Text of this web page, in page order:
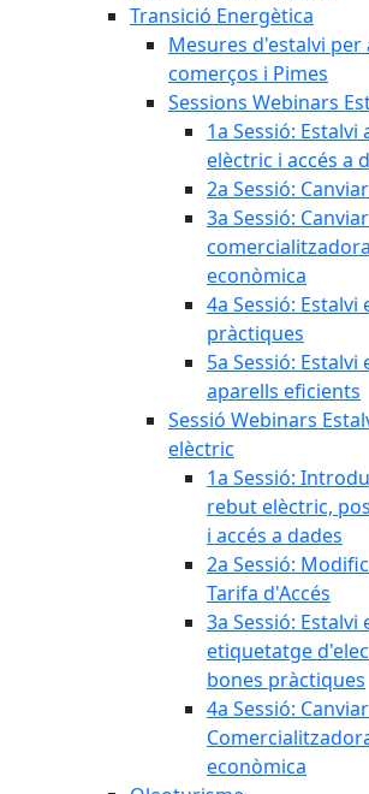
Transició Energètica
Mesures d'estalvi per
comerços i Pimes
Sessions Webinars
1a Sessió: Estalvi
elèctric i accés a
2a Sessió:
3a Sessió:
econòmica
4a Sessió:
pràctiques
5a Sessió: Estalvi
aparells eficients
Sessió Webinars
elèctric
1a Sessió:
rebut elèctric,
i accés a dades
2a Sessió:
Tarifa d'Accés
3a Sessió: Estalvi
etiquetatge
bones pràctiques
4a Sessió:
econòmica